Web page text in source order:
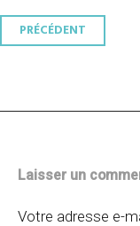
Navigation
PRÉCÉDENT
Laisser un
Votre adresse e-